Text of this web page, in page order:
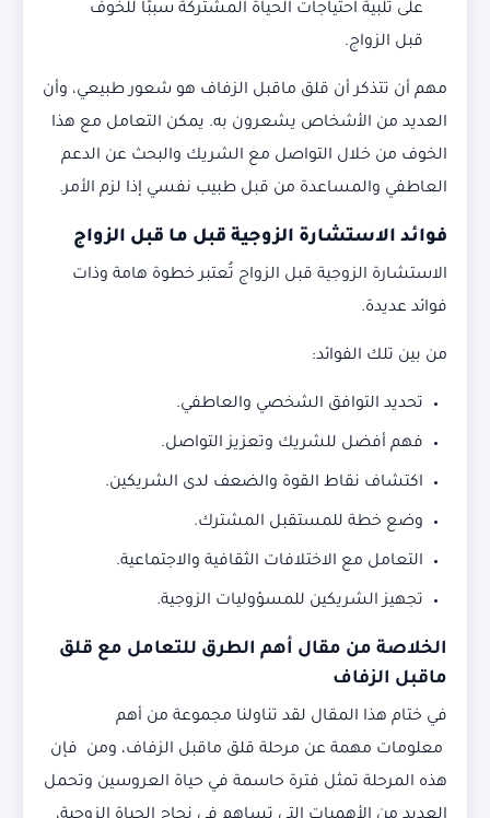
على تلبية احتياجات الحياة المشتركة سببًا للخوف
قبل الزواج.
مهم أن تتذكر أن قلق ماقبل الزفاف هو شعور طبيعي، وأن
العديد من الأشخاص يشعرون به. يمكن التعامل مع هذا
الخوف من خلال التواصل مع الشريك والبحث عن الدعم
العاطفي والمساعدة من قبل طبيب نفسي إذا لزم الأمر.
فوائد الاستشارة الزوجية قبل ما قبل الزواج
الاستشارة الزوجية قبل الزواج تُعتبر خطوة هامة وذات
فوائد عديدة.
من بين تلك الفوائد:
تحديد التوافق الشخصي والعاطفي.
فهم أفضل للشريك وتعزيز التواصل.
اكتشاف نقاط القوة والضعف لدى الشريكين.
وضع خطة للمستقبل المشترك.
التعامل مع الاختلافات الثقافية والاجتماعية.
تجهيز الشريكين للمسؤوليات الزوجية.
الخلاصة من مقال أهم الطرق للتعامل مع قلق
ماقبل الزفاف
في ختام هذا المقال لقد تناولنا مجموعة من أهم
معلومات مهمة عن مرحلة قلق ماقبل الزفاف، ومن فإن
هذه المرحلة تمثل فترة حاسمة في حياة العروسين وتحمل